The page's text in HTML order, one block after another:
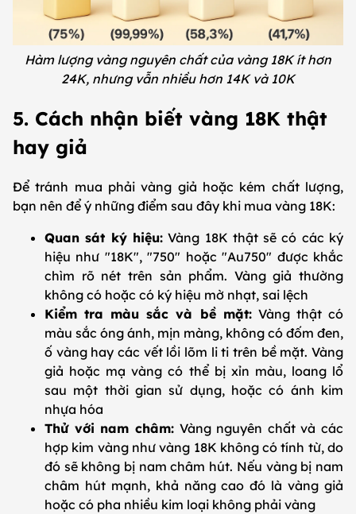
Hàm lượng vàng nguyên chất của vàng 18K ít hơn
24K, nhưng vẫn nhiều hơn 14K và 10K
5. Cách nhận biết vàng 18K thật
hay giả
Để tránh mua phải vàng giả hoặc kém chất lượng,
bạn nên để ý những điểm sau đây khi mua vàng 18K:
Quan sát ký hiệu:Vàng 18K thật sẽ có các ký
hiệu như "18K", "750" hoặc "Au750" được khắc
chìm rõ nét trên sản phẩm. Vàng giả thường
không có hoặc có ký hiệu mờ nhạt, sai lệch
Kiểm tra màu sắc và bề mặt:Vàng thật có
màu sắc óng ánh, mịn màng, không có đốm đen,
ố vàng hay các vết lồi lõm li ti trên bề mặt. Vàng
giả hoặc mạ vàng có thể bị xỉn màu, loang lổ
sau một thời gian sử dụng, hoặc có ánh kim
nhựa hóa
Thử với nam châm:Vàng nguyên chất và các
hợp kim vàng như vàng 18K không có tính từ, do
đó sẽ không bị nam châm hút. Nếu vàng bị nam
châm hút mạnh, khả năng cao đó là vàng giả
hoặc có pha nhiều kim loại không phải vàng